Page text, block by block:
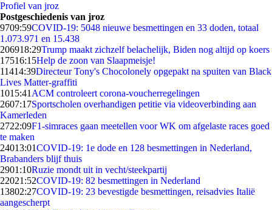
Profiel van jroz
Postgeschiedenis van jroz
9709:59COVID-19: 5048 nieuwe besmettingen en 33 doden, totaal
1.073.971 en 15.438
206918:29Trump maakt zichzelf belachelijk, Biden nog altijd op koers
17516:15Help de zoon van Slaapmeisje!
11414:39Directeur Tony's Chocolonely opgepakt na spuiten van Black
Lives Matter-graffiti
1015:41 ACM controleert corona-voucherregelingen
2607:17Sportscholen overhandigen petitie via videoverbinding aan
Kamerleden
2722:09F1-simraces gaan meetellen voor WK om afgelaste races goed
te maken
24013:01COVID-19: 1e dode en 128 besmettingen in Nederland,
Brabanders blijf thuis
2901:10Ruzie mondt uit in vecht/steekpartij
22021:52COVID-19: 82 besmettingen in Nederland
13802:27COVID-19: 23 bevestigde besmettingen, reisadvies Italië
aangescherpt